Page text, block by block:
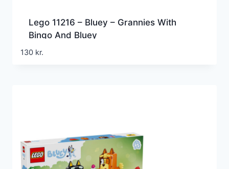
Lego 11216 – Bluey – Grannies With
Bingo And Bluey
130 kr.